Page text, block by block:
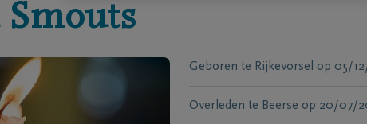
Smouts
Geboren te Rijkevorsel op 05/
Overleden te Beerse op 20/07/